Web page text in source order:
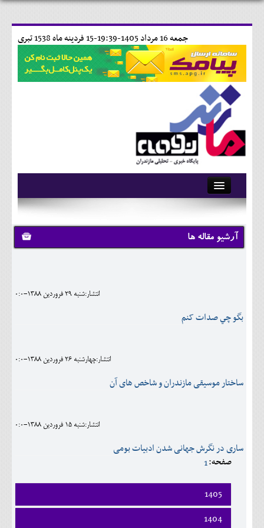
15 فردينه ماه 1538 تبری جمعه 16 مرداد 1405-19:39-
آرشیو
تماس با ما
وبلاگ
کلینیک
خانه
آرشیو مقاله ها
انتشار:شنبه 29 فروردين 1388-0:0
بگو چي صدات کنم
انتشار:چهارشنبه 26 فروردين 1388-0:0
ساختار موسیقی مازندران و شاخص های آن
انتشار:شنبه 15 فروردين 1388-0:0
ساری در نگرش جهانی شدن ادبیات بومی
صفحه:1
1405
فروردين
1404